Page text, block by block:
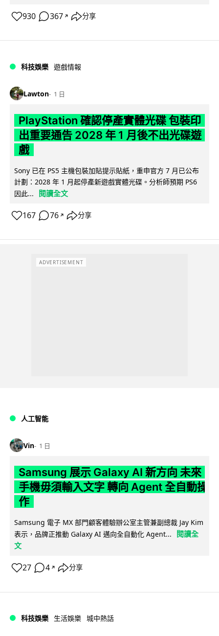
930 367 ↗ 分享
科技娛樂 遊戲情報
Lawton 1 日
PlayStation 確認停產實體光碟 包裝印
出重要通告 2028 年 1 月後不出光碟遊
戲
Sony 已在 PS5 主機包裝加貼提示貼紙，重申官方 7 月已公布
計劃：2028 年 1 月起停產新遊戲實體光碟。分析師預期 PS6
因此...
閱讀全文
167 76 ↗ 分享
ADVERTISEMENT
人工智能
Vin 1 日
Samsung 展示 Galaxy AI 新方向 未來
手機毋須輸入文字 轉向 Agent 全自動操
作
Samsung 電子 MX 部門顧客體驗辦公室主管兼副總裁 Jay Kim
表示，品牌正推動 Galaxy AI 邁向全自動化 Agent...
閱讀全
文
27 4 ↗ 分享
科技娛樂 生活娛樂 城中熱話